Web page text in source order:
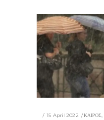
15 April 2022 ΚΑΙΡΟΣ,